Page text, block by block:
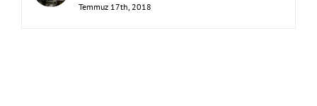
Temmuz 17th, 2018